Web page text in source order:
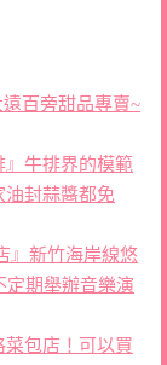
百旁甜品專賣~
』牛排界的模範
油封蒜醬都免
』新竹海岸線悠
定期舉辦音樂演
包店！可以買